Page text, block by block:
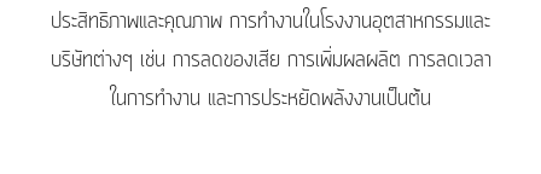
ประสิทธิภาพและคุณภาพ การทำงานในโรงงานอุตสาหกรรมและ
บริษัทต่างๆ เช่น การลดของเสีย การเพิ่มผลผลิต การลดเวลา
ในการทำงาน และการประหยัดพลังงานเป็นต้น